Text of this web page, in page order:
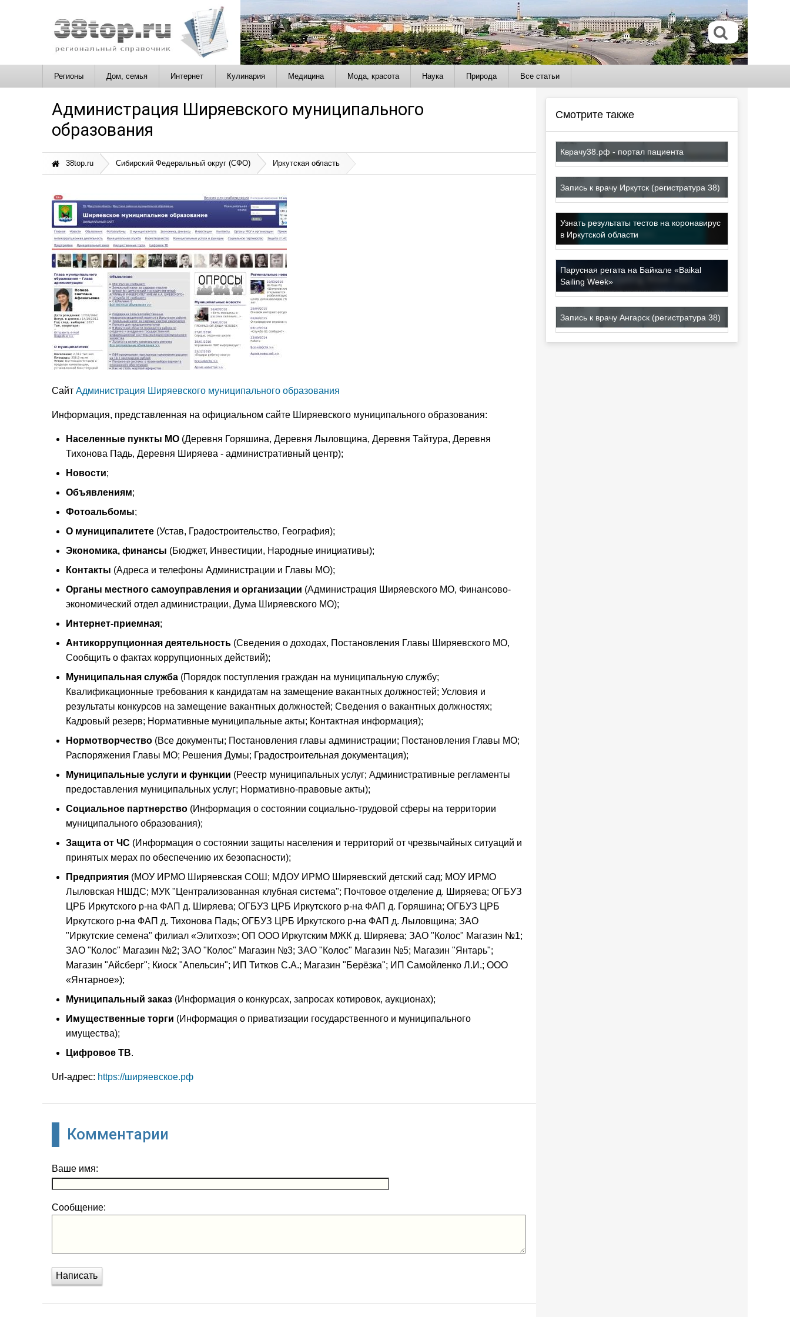
Регионы Дом, семья Интернет Кулинария Медицина Мода, красота Наука Природа Все статьи
Администрация Ширяевского муниципального
образования
38top.ru Сибирский Федеральный округ (СФО) Иркутская область
Сайт Администрация Ширяевского муниципального образования
Информация, представленная на официальном сайте Ширяевского муниципального образования:
Населенные пункты МО (Деревня Горяшина, Деревня Лыловщина, Деревня Тайтура, Деревня
Тихонова Падь, Деревня Ширяева - административный центр);
Новости;
Объявлениям;
Фотоальбомы;
О муниципалитете (Устав, Градостроительство, География);
Экономика, финансы (Бюджет, Инвестиции, Народные инициативы);
Контакты (Адреса и телефоны Администрации и Главы МО);
Органы местного самоуправления и организации (Администрация Ширяевского МО, Финансово-
экономический отдел администрации, Дума Ширяевского МО);
Интернет-приемная;
Антикоррупционная деятельность (Сведения о доходах, Постановления Главы Ширяевского МО,
Сообщить о фактах коррупционных действий);
Муниципальная служба (Порядок поступления граждан на муниципальную службу;
Квалификационные требования к кандидатам на замещение вакантных должностей; Условия и
результаты конкурсов на замещение вакантных должностей; Сведения о вакантных должностях;
Кадровый резерв; Нормативные муниципальные акты; Контактная информация);
Нормотворчество (Все документы; Постановления главы администрации; Постановления Главы МО;
Распоряжения Главы МО; Решения Думы; Градостроительная документация);
Муниципальные услуги и функции (Реестр муниципальных услуг; Административные регламенты
предоставления муниципальных услуг; Нормативно-правовые акты);
Социальное партнерство (Информация о состоянии социально-трудовой сферы на территории
муниципального образования);
Защита от ЧС (Информация о состоянии защиты населения и территорий от чрезвычайных ситуаций и
принятых мерах по обеспечению их безопасности);
Предприятия (МОУ ИРМО Ширяевская СОШ; МДОУ ИРМО Ширяевский детский сад; МОУ ИРМО
Лыловская НШДС; МУК "Централизованная клубная система"; Почтовое отделение д. Ширяева; ОГБУЗ
ЦРБ Иркутского р-на ФАП д. Ширяева; ОГБУЗ ЦРБ Иркутского р-на ФАП д. Горяшина; ОГБУЗ ЦРБ
Иркутского р-на ФАП д. Тихонова Падь; ОГБУЗ ЦРБ Иркутского р-на ФАП д. Лыловщина; ЗАО
"Иркутские семена" филиал «Элитхоз»; ОП ООО Иркутским МЖК д. Ширяева; ЗАО "Колос" Магазин №1;
ЗАО "Колос" Магазин №2; ЗАО "Колос" Магазин №3; ЗАО "Колос" Магазин №5; Магазин "Янтарь";
Магазин "Айсберг"; Киоск "Апельсин"; ИП Титков С.А.; Магазин "Берёзка"; ИП Самойленко Л.И.; ООО
«Янтарное»);
Муниципальный заказ (Информация о конкурсах, запросах котировок, аукционах);
Имущественные торги (Информация о приватизации государственного и муниципального
имущества);
Цифровое ТВ.
Url-адрес: https://ширяевское.рф
Комментарии
Ваше имя:
Сообщение:
Написать
Смотрите также
Кврачу38.рф - портал пациента
Запись к врачу Иркутск (регистратура 38)
Узнать результаты тестов на коронавирус
в Иркутской области
Парусная регата на Байкале «Baikal
Sailing Week»
Запись к врачу Ангарск (регистратура 38)